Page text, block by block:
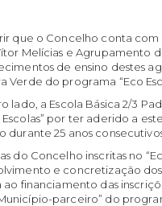
que o Concelho conta com
Melícias e Agrupamento
de ensino destes
Verde do programa “Eco
lado, a Escola Básica 2/3
Escolas” por ter aderido a
durante 25 anos
do Concelho inscritas no
e concretização
ao financiamento das
parceiro” do